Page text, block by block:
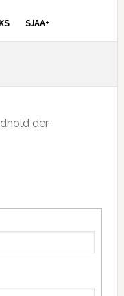
SJAA+
der